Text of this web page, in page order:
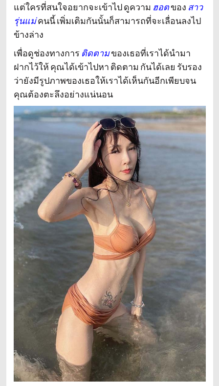
แต่ใครที่สนใจอยากจะเข้าไป ดูความ ฮอตของ สาว
รุ่นแม่คนนี้ เพิ่มเติมกันนั้นก็สามารถที่จะเลื่อนลงไป
ข้างล่าง
เพื่อดูช่องทางการ ติดตาม ของเธอที่เราได้นำมา
ฝากไว้ให้ คุณได้เข้าไปหา ติดตาม กันได้เลย รับรอง
ว่ายังมีรูปภาพของเธอให้เราได้เห็นกันอีกเพียบจน
คุณต้องตะลึงอย่างแน่นอน